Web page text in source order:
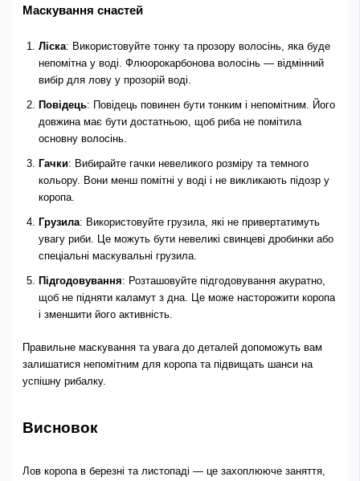
Маскування снастей
Ліска: Використовуйте тонку та прозору волосінь, яка буде
непомітна у воді. Флюорокарбонова волосінь — відмінний
вибір для лову у прозорій воді.
Повідець: Повідець повинен бути тонким і непомітним. Його
довжина має бути достатньою, щоб риба не помітила
основну волосінь.
Гачки: Вибирайте гачки невеликого розміру та темного
кольору. Вони менш помітні у воді і не викликають підозр у
коропа.
Грузила: Використовуйте грузила, які не привертатимуть
увагу риби. Це можуть бути невеликі свинцеві дробинки або
спеціальні маскувальні грузила.
Підгодовування: Розташовуйте підгодовування акуратно,
щоб не підняти каламут з ​​дна. Це може насторожити коропа
і зменшити його активність.
Правильне маскування та увага до деталей допоможуть вам
залишатися непомітним для коропа та підвищать шанси на
успішну рибалку.
Висновок
Лов коропа в березні та листопаді — це захоплююче заняття,